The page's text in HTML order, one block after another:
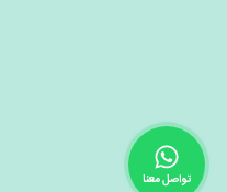
تواصل معنا